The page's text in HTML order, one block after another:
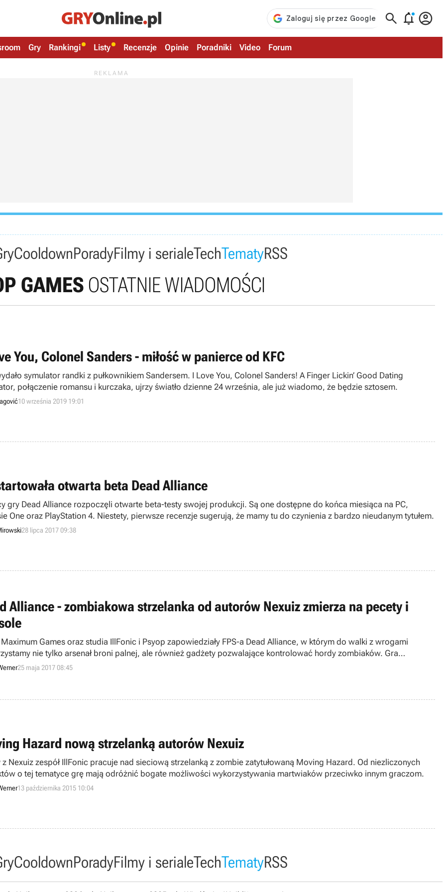
  
Gry Rankingi Listy Recenzje Opinie Poradniki Video Forum
CooldownPoradyFilmy i serialeTechTematyRSS
GAMES OSTATNIE WIADOMOŚCI
You, Colonel Sanders - miłość w panierce od KFC
symulator randki z pułkownikiem Sandersem. I Love You, Colonel Sanders! A Finger Lickin’ Good Dating
połączenie romansu i kurczaka, ujrzy światło dzienne 24 września, ale już wiadomo, że będzie sztosem.
10 września 2019 19:01
otwarta beta Dead Alliance
gry Dead Alliance rozpoczęli otwarte beta-testy swojej produkcji. Są one dostępne do końca miesiąca na PC,
One oraz PlayStation 4. Niestety, pierwsze recenzje sugerują, że mamy tu do czynienia z bardzo nieudanym tytułem.
28 lipca 2017 09:38
Alliance - zombiakowa strzelanka od autorów Nexuiz zmierza na pecety i
IllFonic i Psyop zapowiedziały FPS-a Dead Alliance, w którym do walki z wrogami
nie tylko arsenał broni palnej, ale również gadżety pozwalające kontrolować hordy zombiaków. Gra
z projektu Moving Hazard, który zapowiedziano w 2015 roku.
25 maja 2017 08:45
Hazard nową strzelanką autorów Nexuiz
z Nexuiz zespół IllFonic pracuje nad sieciową strzelanką z zombie zatytułowaną Moving Hazard. Od niezliczonych
o tej tematyce grę mają odróżnić bogate możliwości wykorzystywania martwiaków przeciwko innym graczom.
13 października 2015 10:04
CooldownPoradyFilmy i serialeTechTematyRSS